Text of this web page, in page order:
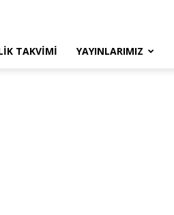
TAKVIMI YAYINLARIMIZ